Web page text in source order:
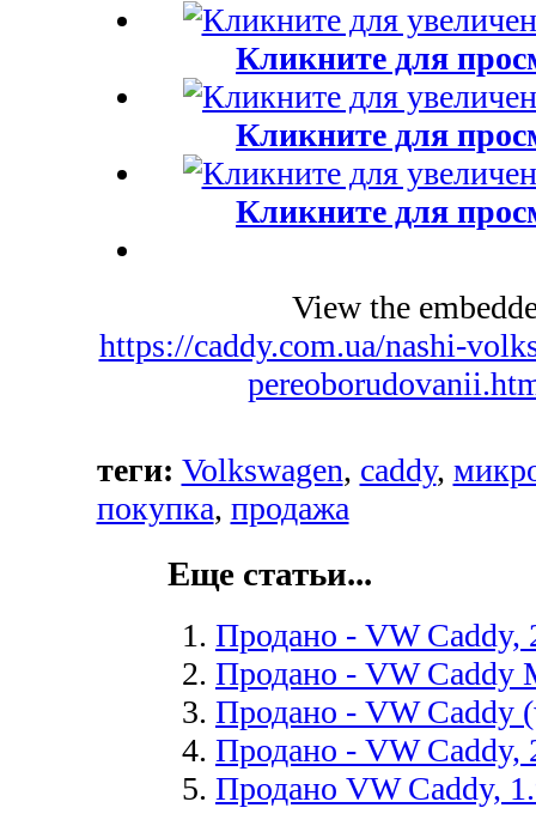
Кликните для
Кликните для
Кликните для
View the
https://caddy.com.ua/nashi-
теги: Volkswagen, caddy,
покупка, продажа
Еще статьи...
Продано - VW Caddy,
Продано - VW Caddy
Продано - VW Caddy
Продано - VW Caddy,
Продано VW Caddy,